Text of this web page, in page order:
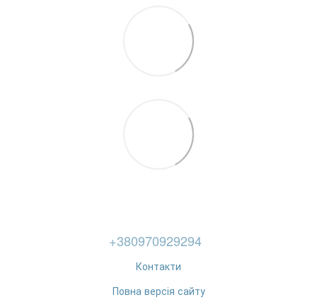
+380970929294
Контакти
Повна версія сайту